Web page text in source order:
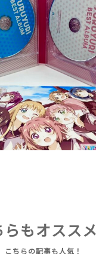
らもオススメ